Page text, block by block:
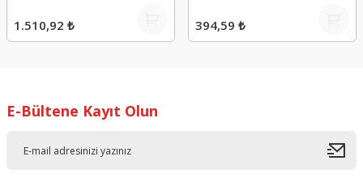
1.510,92 ₺ 394,59 ₺
E-Bültene Kayıt Olun